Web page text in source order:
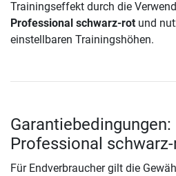
Trainingseffekt durch die
Professional schwarz-rot und
einstellbaren Trainingshöhen.
Garantiebedingungen:
Professional
Für Endverbraucher gilt die